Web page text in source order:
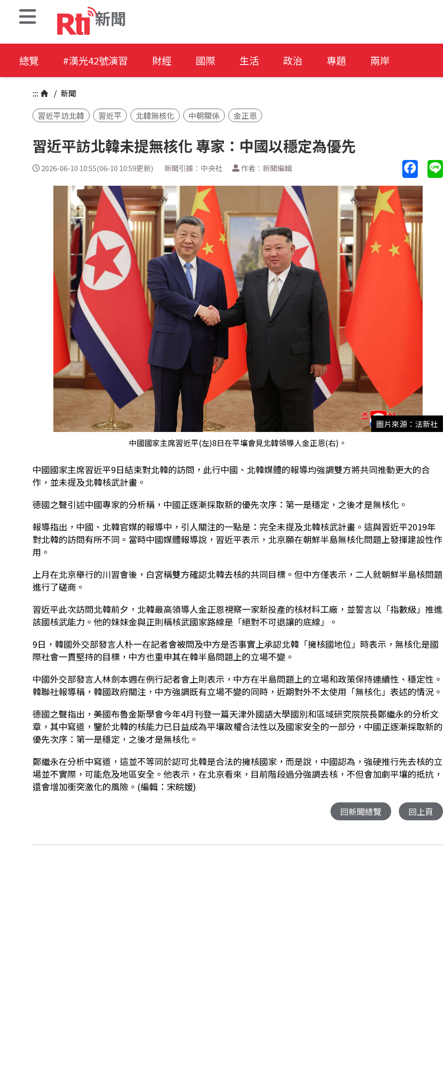
新聞
總覽 #漢光42號演習 財經 國際 生活 政治 專題 兩岸
::: / 新聞
習近平訪北韓
習近平 北韓無核化 中朝關係 金正恩
習近平訪北韓未提無核化 專家：中國以穩定為優先
2026-06-10 10:55(06-10 10:59更新) 新聞引據：中央社 作者：新聞編輯
圖片來源：法新社
中國國家主席習近平(左)8日在平壤會見北韓領導人金正恩(右)。
中國國家主席習近平9日結束對北韓的訪問，此行中國、北韓媒體的報導均強調雙方將共同推動更大的合
作，並未提及北韓核武計畫。
德國之聲引述中國專家的分析稱，中國正逐漸採取新的優先次序：第一是穩定，之後才是無核化。
報導指出，中國、北韓官媒的報導中，引人關注的一點是：完全未提及北韓核武計畫。這與習近平2019年
對北韓的訪問有所不同。當時中國媒體報導說，習近平表示，北京願在朝鮮半島無核化問題上發揮建設性作
用。
上月在北京舉行的川習會後，白宮稱雙方確認北韓去核的共同目標。但中方僅表示，二人就朝鮮半島核問題
進行了磋商。
習近平此次訪問北韓前夕，北韓最高領導人金正恩視察一家新投產的核材料工廠，並誓言以「指數級」推進
該國核武能力。他的妹妹金與正則稱核武國家路線是「絕對不可退讓的底線」。
9日，韓國外交部發言人朴一在記者會被問及中方是否事實上承認北韓「擁核國地位」時表示，無核化是國
際社會一貫堅持的目標，中方也重申其在韓半島問題上的立場不變。
中國外交部發言人林劍本週在例行記者會上則表示，中方在半島問題上的立場和政策保持連續性、穩定性。
韓聯社報導稱，韓國政府關注，中方強調既有立場不變的同時，近期對外不太使用「無核化」表述的情況。
德國之聲指出，美國布魯金斯學會今年4月刊登一篇天津外國語大學國別和區域研究院院長鄭繼永的分析文
章，其中寫道，鑒於北韓的核能力已日益成為平壤政權合法性以及國家安全的一部分，中國正逐漸採取新的
優先次序：第一是穩定，之後才是無核化。
鄭繼永在分析中寫道，這並不等同於認可北韓是合法的擁核國家，而是說，中國認為，強硬推行先去核的立
場並不實際，可能危及地區安全。他表示，在北京看來，目前階段過分強調去核，不但會加劇平壤的抵抗，
還會增加衝突激化的風險。(編輯：宋皖媛)
回新聞總覽 回上頁